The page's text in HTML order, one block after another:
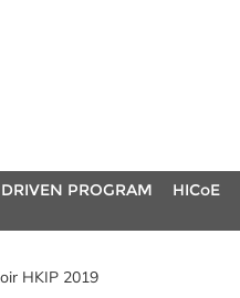
PROGRAM HICoE
HKIP 2019